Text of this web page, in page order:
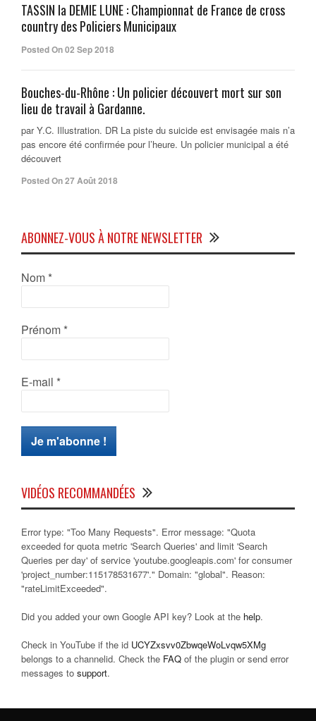
TASSIN la DEMIE LUNE : Championnat de France de cross
country des Policiers Municipaux
Posted On 02 Sep 2018
Bouches-du-Rhône : Un policier découvert mort sur son
lieu de travail à Gardanne.
par Y.C. Illustration. DR La piste du suicide est envisagée mais n’a
pas encore été confirmée pour l’heure. Un policier municipal a été
découvert
Posted On 27 Août 2018
ABONNEZ-VOUS À NOTRE NEWSLETTER
Nom *
Prénom *
E-mail *
VIDÉOS RECOMMANDÉES
Error type: "Too Many Requests". Error message: "Quota
exceeded for quota metric 'Search Queries' and limit 'Search
Queries per day' of service 'youtube.googleapis.com' for consumer
'project_number:115178531677'." Domain: "global". Reason:
"rateLimitExceeded".
Did you added your own Google API key? Look at the help.
Check in YouTube if the id UCYZxsvv0ZbwqeWoLvqw5XMg
belongs to a channelid. Check the FAQ of the plugin or send error
messages to support.